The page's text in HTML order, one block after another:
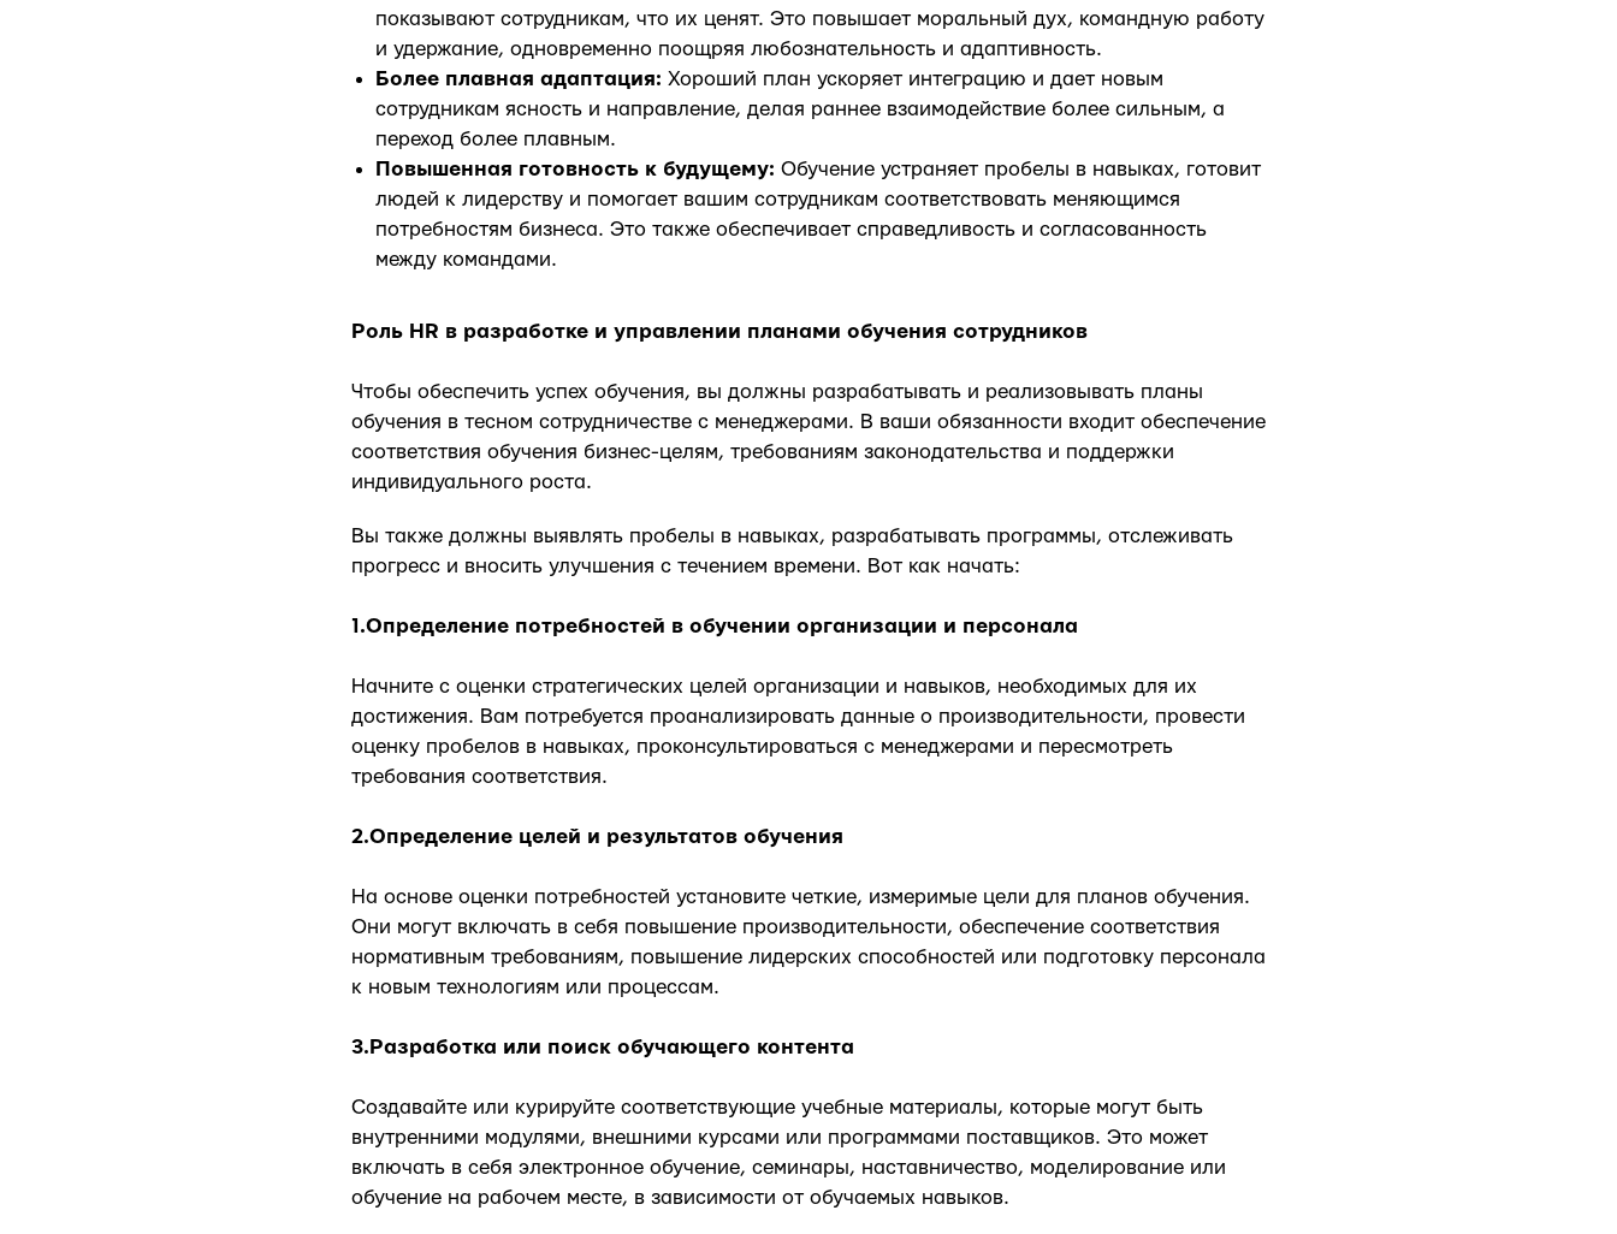
показывают сотрудникам, что их ценят. Это повышает моральный дух, командную работу
и удержание, одновременно поощряя любознательность и адаптивность.
Более плавная адаптация: Хороший план ускоряет интеграцию и дает новым
сотрудникам ясность и направление, делая раннее взаимодействие более сильным, а
переход более плавным.
Повышенная готовность к будущему: Обучение устраняет пробелы в навыках, готовит
людей к лидерству и помогает вашим сотрудникам соответствовать меняющимся
потребностям бизнеса. Это также обеспечивает справедливость и согласованность
между командами.
Роль HR в разработке и управлении планами обучения сотрудников
Чтобы обеспечить успех обучения, вы должны разрабатывать и реализовывать планы
обучения в тесном сотрудничестве с менеджерами. В ваши обязанности входит обеспечение
соответствия обучения бизнес-целям, требованиям законодательства и поддержки
индивидуального роста.
Вы также должны выявлять пробелы в навыках, разрабатывать программы, отслеживать
прогресс и вносить улучшения с течением времени. Вот как начать:
1.Определение потребностей в обучении организации и персонала
Начните с оценки стратегических целей организации и навыков, необходимых для их
достижения. Вам потребуется проанализировать данные о производительности, провести
оценку пробелов в навыках, проконсультироваться с менеджерами и пересмотреть
требования соответствия.
2.Определение целей и результатов обучения
На основе оценки потребностей установите четкие, измеримые цели для планов обучения.
Они могут включать в себя повышение производительности, обеспечение соответствия
нормативным требованиям, повышение лидерских способностей или подготовку персонала
к новым технологиям или процессам.
3.Разработка или поиск обучающего контента
Создавайте или курируйте соответствующие учебные материалы, которые могут быть
внутренними модулями, внешними курсами или программами поставщиков. Это может
включать в себя электронное обучение, семинары, наставничество, моделирование или
обучение на рабочем месте, в зависимости от обучаемых навыков.